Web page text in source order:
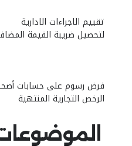
تقييم الاجراءات الادارية
لتحصيل ضريبة القيمة
فرض رسوم على حسابات
الرخص التجارية المنتهية